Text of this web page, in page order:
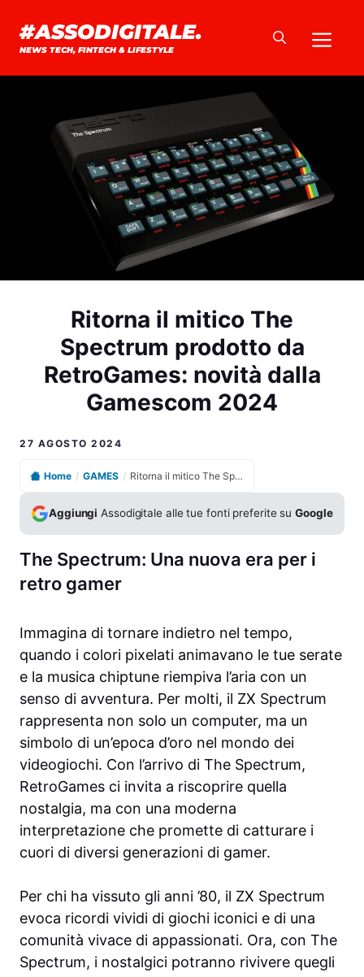
contenuto
#ASSODIGITALE.
NEWS TECH, FINTECH & LIFESTYLE
Ritorna il mitico The
Spectrum prodotto da
RetroGames: novità dalla
Gamescom 2024
27 AGOSTO 2024
Home / GAMES / Ritorna il mitico The Spectrum prodotto da RetroGames: novità dalla Gamescom 2024
Aggiungi Assodigitale alle tue fonti preferite suGoogle
The Spectrum: Una nuova era per i
retro gamer
Immagina di tornare indietro nel tempo,
quando i colori pixelati animavano le tue serate
e la musica chiptune riempiva l’aria con un
senso di avventura. Per molti, il ZX Spectrum
rappresenta non solo un computer, ma un
simbolo di un’epoca d’oro nel mondo dei
videogiochi. Con l’arrivo di The Spectrum,
RetroGames ci invita a riscoprire quella
nostalgia, ma con una moderna
interpretazione che promette di catturare i
cuori di diversi generazioni di gamer.
Per chi ha vissuto gli anni ’80, il ZX Spectrum
evoca ricordi vividi di giochi iconici e di una
comunità vivace di appassionati. Ora, con The
Spectrum, i nostalgici potranno rivivere quegli